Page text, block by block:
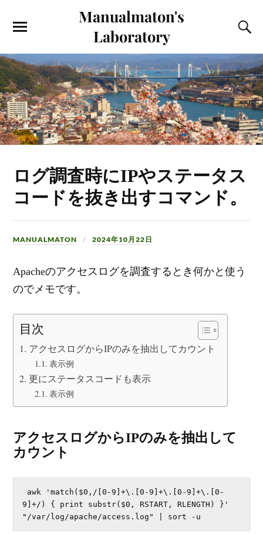
Manualmaton's
Laboratory
ログ調査時にIPやステータス
コードを抜き出すコマンド。
MANUALMATON 2024年10月22日
Apacheのアクセスログを調査するとき何かと使う
のでメモです。
目次
アクセスログからIPのみを抽出してカウント
表示例
更にステータスコードも表示
表示例
アクセスログからIPのみを抽出して
カウント
9]+/) { print substr($0, RSTART, RLENGTH) }'
"/var/log/apache/access.log" | sort -u